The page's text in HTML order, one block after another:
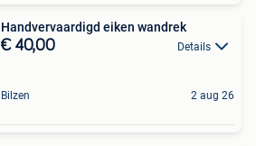
Handvervaardigd eiken wandrek
€ 40,00 Details
Bilzen 2 aug 26